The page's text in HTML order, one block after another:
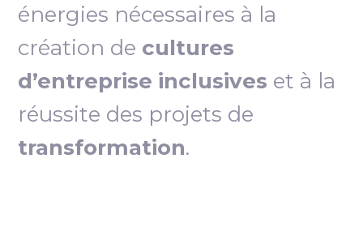
énergies nécessaires à la
création de cultures
d’entreprise inclusives et à la
réussite des projets de
transformation.